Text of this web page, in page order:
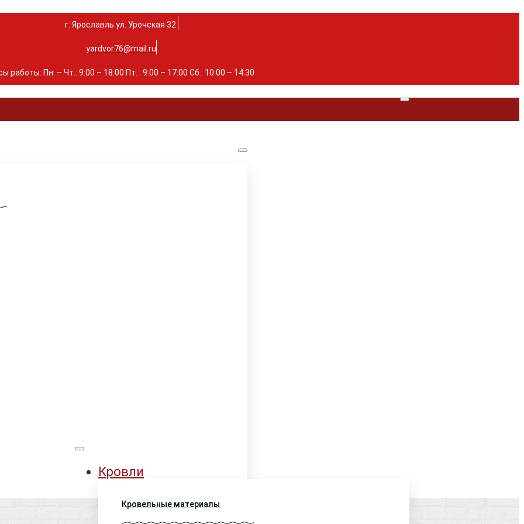
г. Ярославль ул. Урочская 32 ⁣⁣⁣⁣
yardvor76@mail.ru
работы: Пн. – Чт.: 9:00 – 18:00 Пт. : 9:00 – 17:00 Сб.: 10:00 – 14:30
Кровли
Кровельные материалы